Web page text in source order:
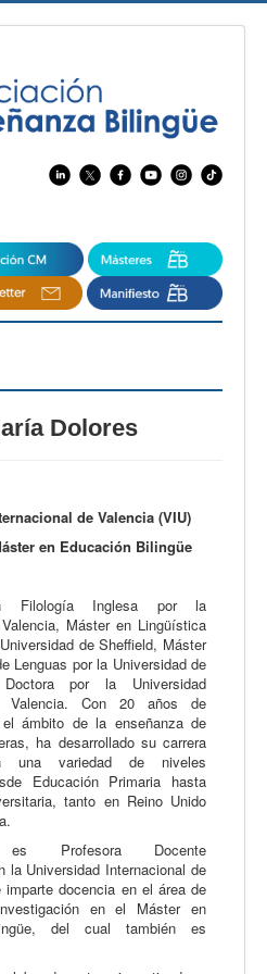
Dolores
de Valencia (VIU)
en Educación Bilingüe
Filología Inglesa por la
Máster en Lingüística
de Sheffield, Máster
Lenguas por la Universidad de
por la Universidad
Valencia. Con 20 años de
ámbito de la enseñanza de
ha desarrollado su carrera
una variedad de niveles
Educación Primaria hasta
tanto en Reino Unido
es Profesora Docente
la Universidad Internacional de
imparte docencia en el área de
en el Máster en
del cual también es